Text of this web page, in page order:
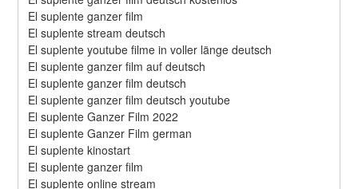
El suplente ganzer film
El suplente stream deutsch
El suplente youtube filme in voller länge deutsch
El suplente ganzer film auf deutsch
El suplente ganzer film deutsch
El suplente ganzer film deutsch youtube
El suplente Ganzer Film 2022
El suplente Ganzer Film german
El suplente kinostart
El suplente ganzer film
El suplente online stream